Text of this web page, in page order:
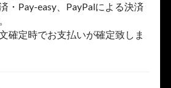
・Pay-easy、PayPalによる決済
確定時でお支払いが確定致しま